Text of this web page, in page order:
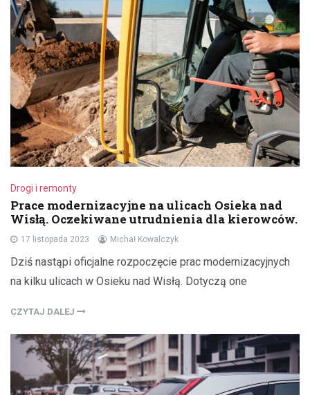
Drogi i remonty
Prace modernizacyjne na ulicach Osieka nad
Wisłą. Oczekiwane utrudnienia dla kierowców.
17 listopada 2023 Michał Kowalczyk
Dziś nastąpi oficjalne rozpoczęcie prac modernizacyjnych
na kilku ulicach w Osieku nad Wisłą. Dotyczą one
CZYTAJ DALEJ